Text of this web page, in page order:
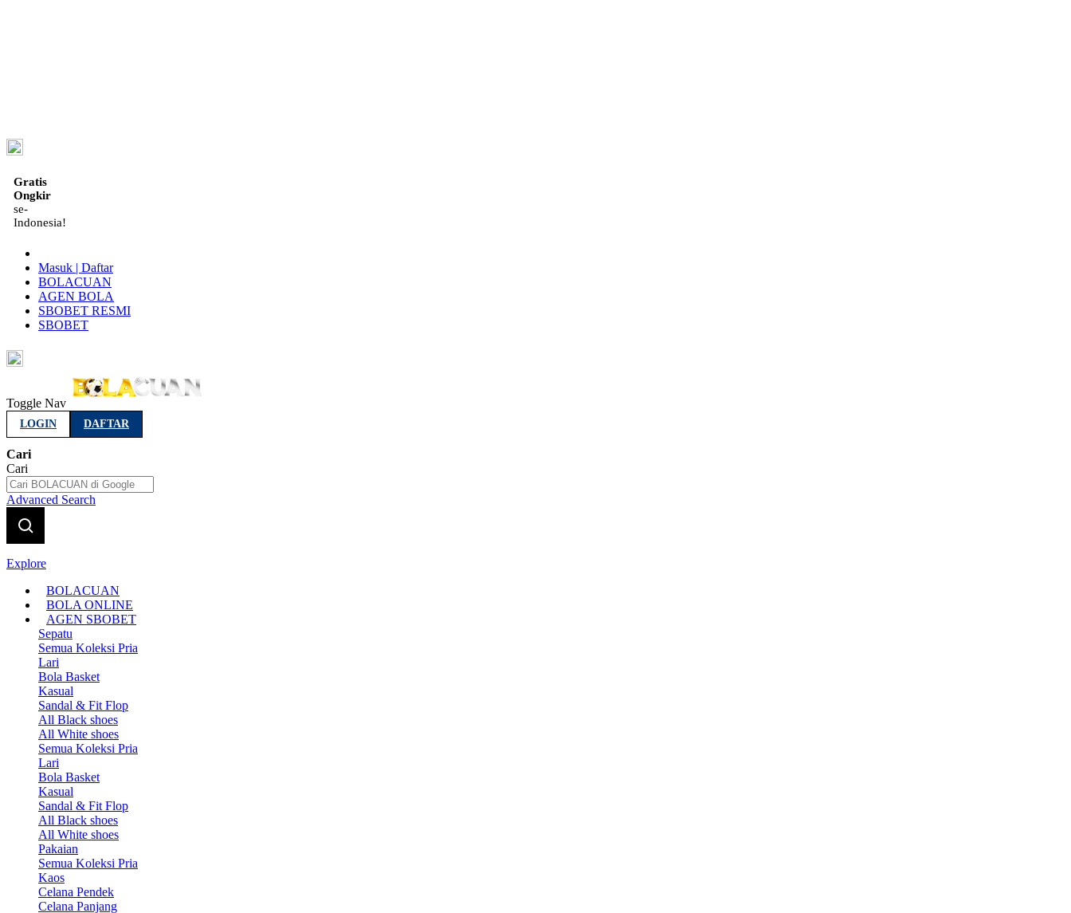
Gratis
Ongkir
se-
Indonesia!
Masuk | Daftar
BOLACUAN
AGEN BOLA
SBOBET RESMI
SBOBET
Toggle Nav
LOGIN DAFTAR
Cari
Cari
Advanced Search
Explore
BOLACUAN
BOLA ONLINE
AGEN SBOBET
Sepatu
Semua Koleksi Pria
Lari
Bola Basket
Kasual
Sandal & Fit Flop
All Black shoes
All White shoes
Semua Koleksi Pria
Lari
Bola Basket
Kasual
Sandal & Fit Flop
All Black shoes
All White shoes
Pakaian
Semua Koleksi Pria
Kaos
Celana Pendek
Celana Panjang